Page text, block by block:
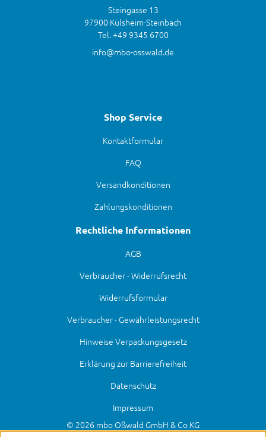
Steingasse 13
97900 Külsheim-Steinbach
Tel. +49 9345 6700
info@mbo-osswald.de
Shop Service
Kontaktformular
FAQ
Versandkonditionen
Zahlungskonditionen
Rechtliche Informationen
AGB
Verbraucher - Widerrufsrecht
Widerrufsformular
Verbraucher - Gewährleistungsrecht
Hinweise Verpackungsgesetz
Erklärung zur Barrierefreiheit
Datenschutz
Impressum
© 2026 mbo Oßwald GmbH & Co KG